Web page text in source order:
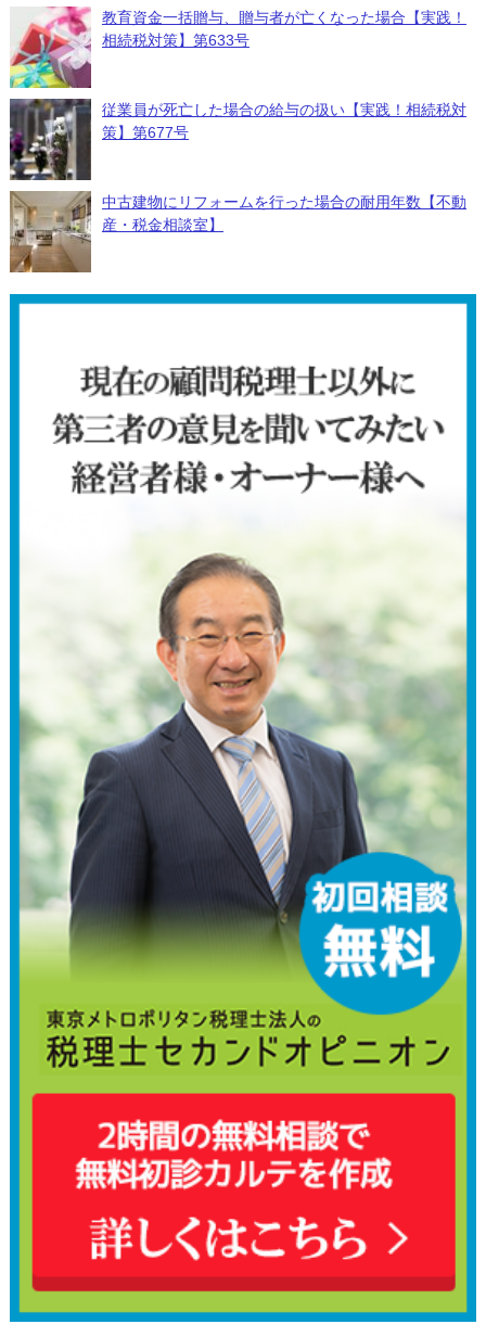
教育資金一括贈与、贈与者が亡くなった場合【実践！
相続税対策】第633号
従業員が死亡した場合の給与の扱い【実践！相続税対
策】第677号
中古建物にリフォームを行った場合の耐用年数【不動
産・税金相談室】